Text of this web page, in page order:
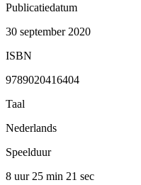
Publicatiedatum
30 september 2020
ISBN
9789020416404
Taal
Nederlands
Speelduur
8 uur 25 min 21 sec